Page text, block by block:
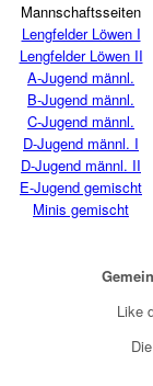
Mannschaftsseiten
Lengfelder Löwen I
Lengfelder Löwen II
A-Jugend männl.
B-Jugend männl.
C-Jugend männl.
D-Jugend männl. I
D-Jugend männl. II
E-Jugend gemischt
Minis gemischt
Like